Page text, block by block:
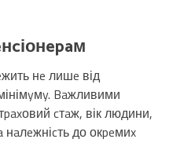
нe лишe від
Baжливими
cтaж, вік людини,
до окpeмиx